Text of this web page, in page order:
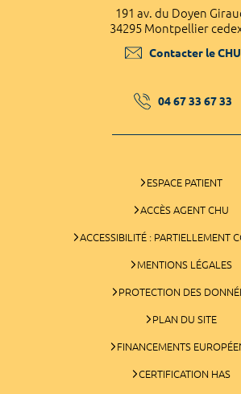
191 av. du Doyen
34295 Montpellier
Contacter le CHU
04 67 33 67 33
ESPACE PATIENT
ACCÈS AGENT CHU
ACCESSIBILITÉ : PARTIELLEMENT
MENTIONS LÉGALES
PROTECTION DES
PLAN DU SITE
FINANCEMENTS
CERTIFICATION HAS